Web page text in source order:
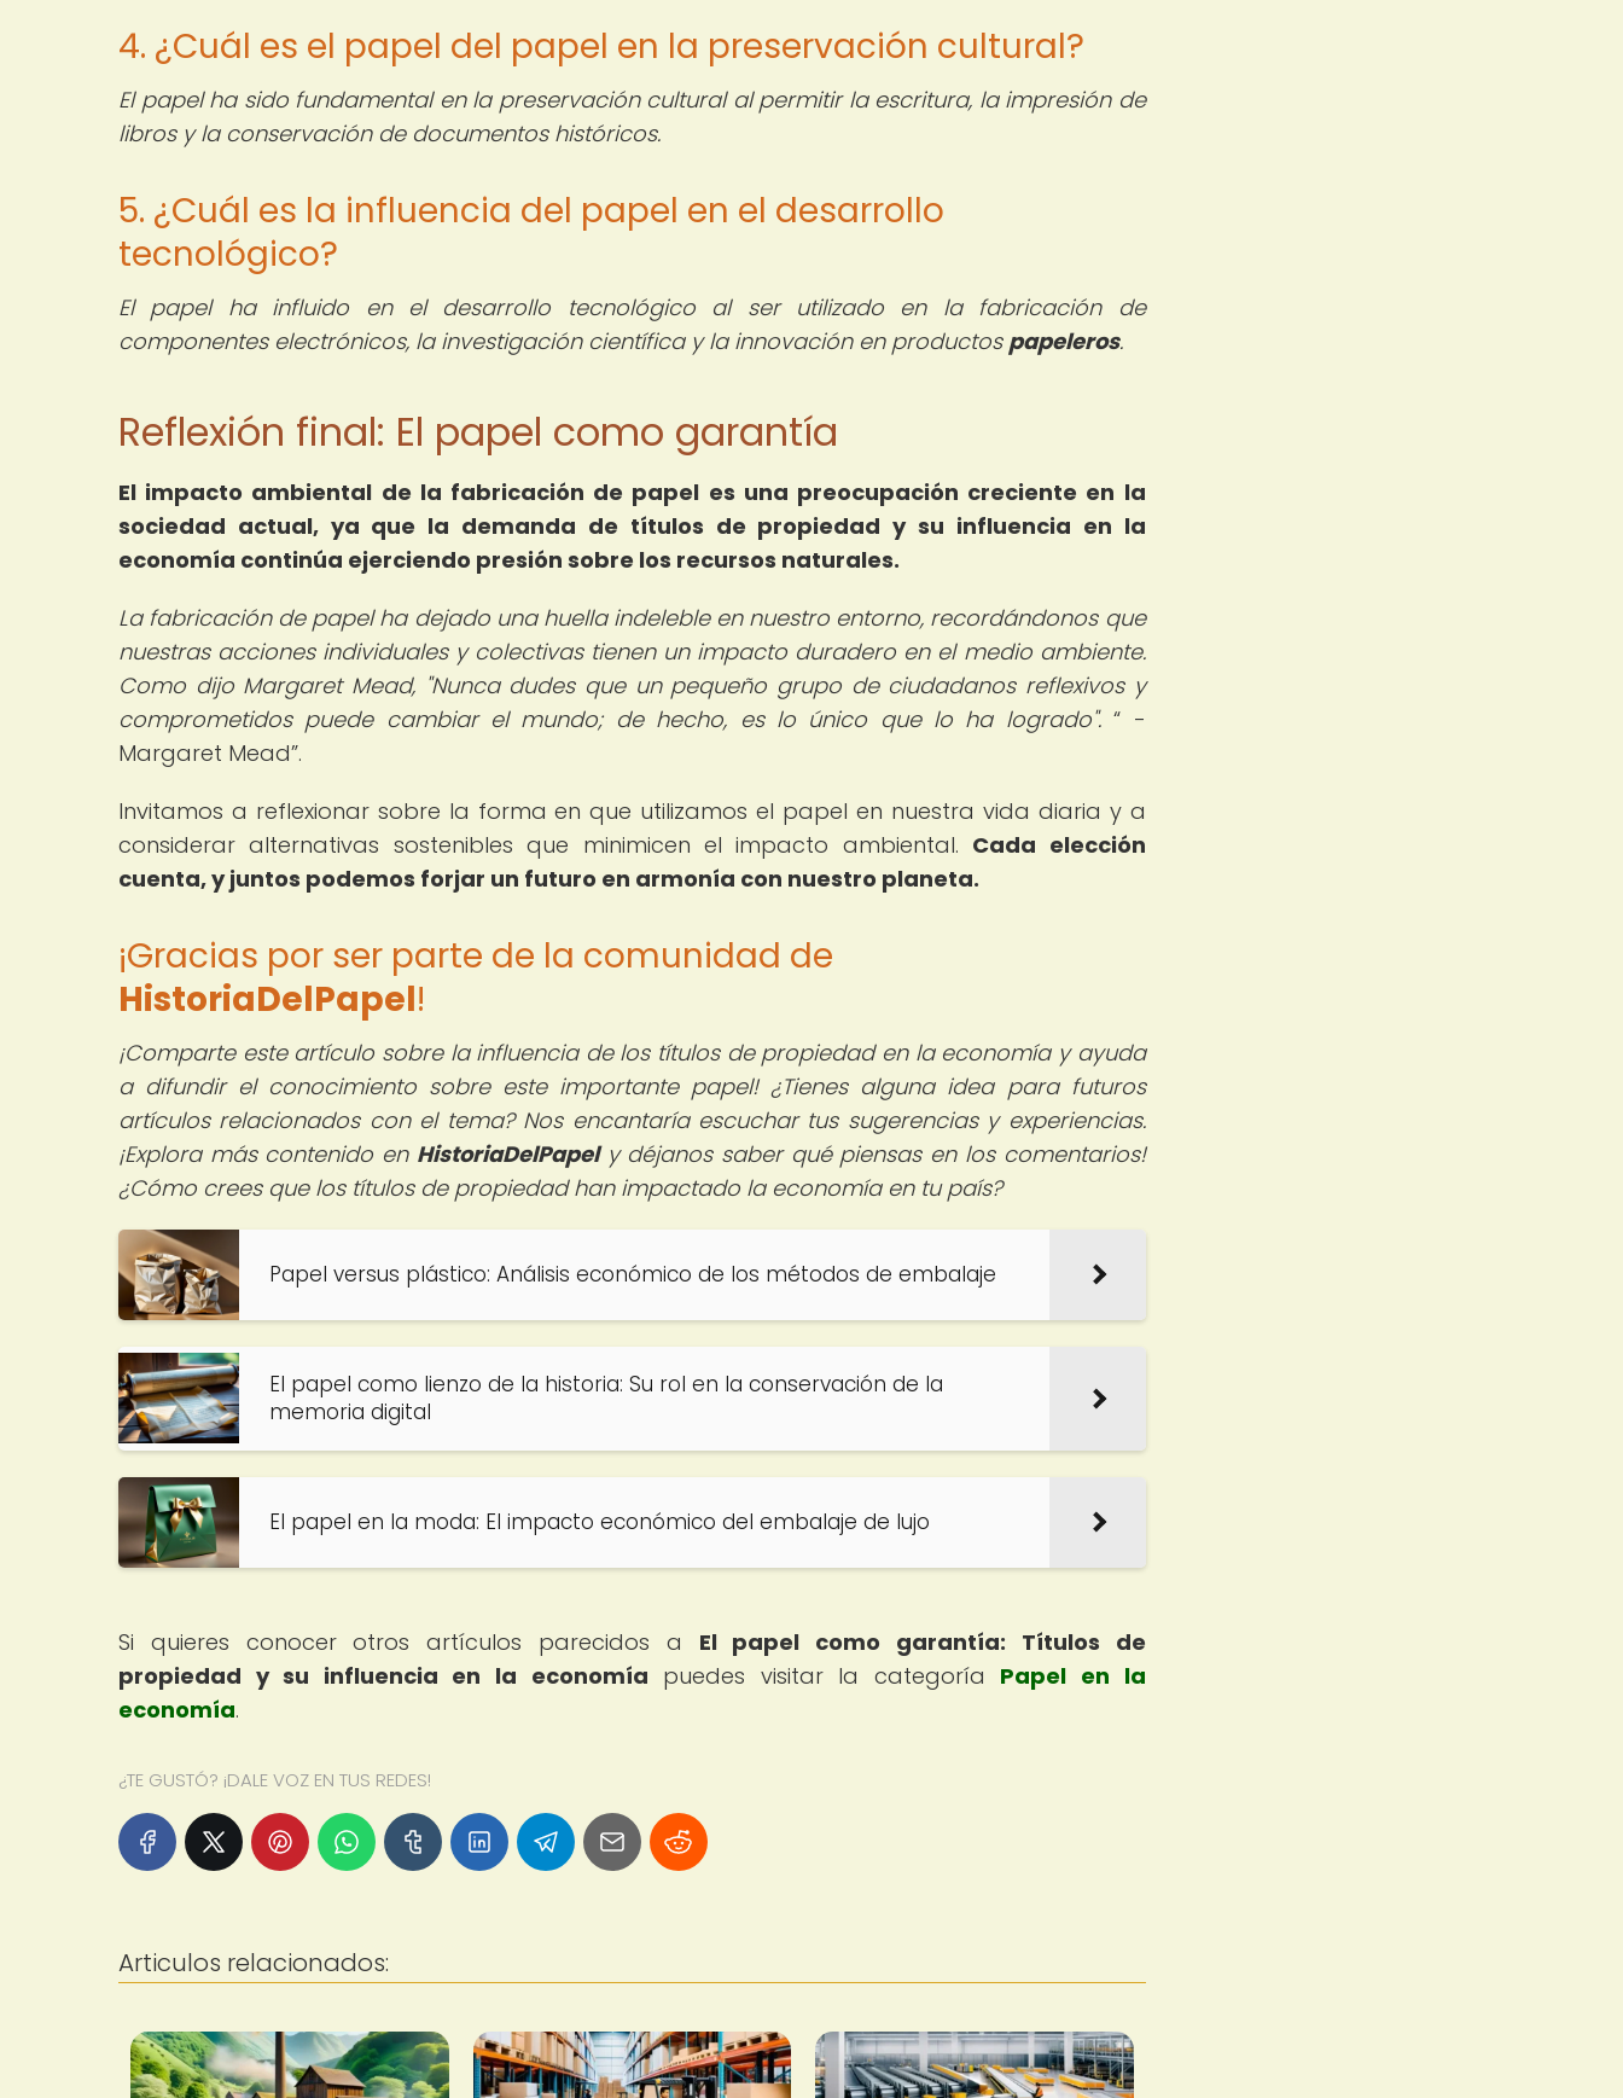
4. ¿Cuál es el papel del papel en la preservación cultural?
El papel ha sido fundamental en la preservación cultural al permitir la escritura, la impresión de
libros y la conservación de documentos históricos.
5. ¿Cuál es la influencia del papel en el desarrollo
tecnológico?
El papel ha influido en el desarrollo tecnológico al ser utilizado en la fabricación de
componentes electrónicos, la investigación científica y la innovación en productos papeleros.
Reflexión final: El papel como garantía
El impacto ambiental de la fabricación de papel es una preocupación creciente en la
sociedad actual, ya que la demanda de títulos de propiedad y su influencia en la
economía continúa ejerciendo presión sobre los recursos naturales.
La fabricación de papel ha dejado una huella indeleble en nuestro entorno, recordándonos que
nuestras acciones individuales y colectivas tienen un impacto duradero en el medio ambiente.
Como dijo Margaret Mead, "Nunca dudes que un pequeño grupo de ciudadanos reflexivos y
comprometidos puede cambiar el mundo; de hecho, es lo único que lo ha logrado".
-
Margaret Mead .
Invitamos a reflexionar sobre la forma en que utilizamos el papel en nuestra vida diaria y a
considerar alternativas sostenibles que minimicen el impacto ambiental. Cada elección
cuenta, y juntos podemos forjar un futuro en armonía con nuestro planeta.
¡Gracias por ser parte de la comunidad de
HistoriaDelPapel!
¡Comparte este artículo sobre la influencia de los títulos de propiedad en la economía y ayuda
a difundir el conocimiento sobre este importante papel! ¿Tienes alguna idea para futuros
artículos relacionados con el tema? Nos encantaría escuchar tus sugerencias y experiencias.
¡Explora más contenido en HistoriaDelPapely déjanos saber qué piensas en los comentarios!
¿Cómo crees que los títulos de propiedad han impactado la economía en tu país?
Papel versus plástico: Análisis económico de los métodos de embalaje
El papel como lienzo de la historia: Su rol en la conservación de la
memoria digital
El papel en la moda: El impacto económico del embalaje de lujo
Si quieres conocer otros artículos parecidos a El papel como garantía: Títulos de
propiedad y su influencia en la economía puedes visitar la categoría Papel en la
economía.
¿TE GUSTÓ? ¡DALE VOZ EN TUS REDES!
Articulos relacionados: